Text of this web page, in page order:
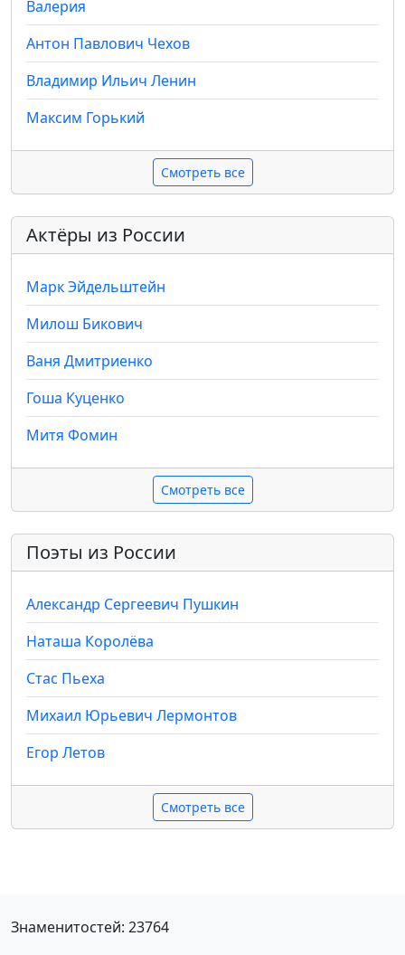
Валерия
Антон Павлович Чехов
Владимир Ильич Ленин
Максим Горький
Смотреть все
Актёры из России
Марк Эйдельштейн
Милош Бикович
Ваня Дмитриенко
Гоша Куценко
Митя Фомин
Смотреть все
Поэты из России
Александр Сергеевич Пушкин
Наташа Королёва
Стас Пьеха
Михаил Юрьевич Лермонтов
Егор Летов
Смотреть все
Знаменитостей: 23764